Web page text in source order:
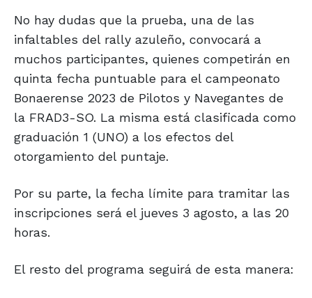
No hay dudas que la prueba, una de las
infaltables del rally azuleño, convocará a
muchos participantes, quienes competirán en
quinta fecha puntuable para el campeonato
Bonaerense 2023 de Pilotos y Navegantes de
la FRAD3-SO. La misma está clasificada como
graduación 1 (UNO) a los efectos del
otorgamiento del puntaje.
Por su parte, la fecha límite para tramitar las
inscripciones será el jueves 3 agosto, a las 20
horas.
El resto del programa seguirá de esta manera: